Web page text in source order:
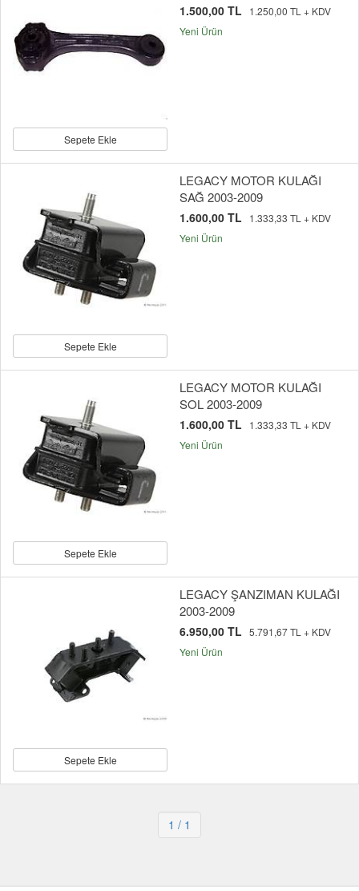
Sepete Ekle
1.500,00 TL
1.250,00 TL + KDV
Yeni Ürün
Sepete Ekle
LEGACY MOTOR KULAĞI
SAĞ 2003-2009
1.600,00 TL
1.333,33 TL + KDV
Yeni Ürün
Sepete Ekle
LEGACY MOTOR KULAĞI
SOL 2003-2009
1.600,00 TL
1.333,33 TL + KDV
Yeni Ürün
Sepete Ekle
LEGACY ŞANZIMAN KULAĞI
2003-2009
6.950,00 TL 5.791,67 TL + KDV
Yeni Ürün
1 / 1